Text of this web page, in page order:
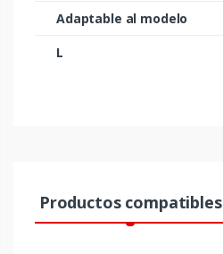
Adaptable al modelo
L
Productos compatibles